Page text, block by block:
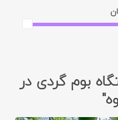
بوم گردی در